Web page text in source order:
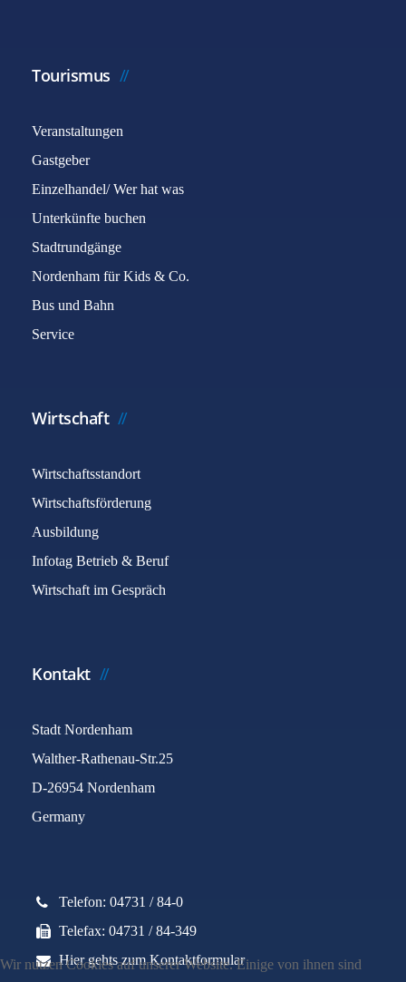
Tourismus
Veranstaltungen
Gastgeber
Einzelhandel/ Wer hat was
Unterkünfte buchen
Stadtrundgänge
Nordenham für Kids & Co.
Bus und Bahn
Service
Wirtschaft
Wirtschaftsstandort
Wirtschaftsförderung
Ausbildung
Infotag Betrieb & Beruf
Wirtschaft im Gespräch
Kontakt
Stadt Nordenham
Walther-Rathenau-Str.25
D-26954 Nordenham
Germany
Telefon: 04731 / 84-0
Telefax: 04731 / 84-349
Hier gehts zum Kontaktformular
Wir nutzen Cookies auf unserer Website. Einige von ihnen sind